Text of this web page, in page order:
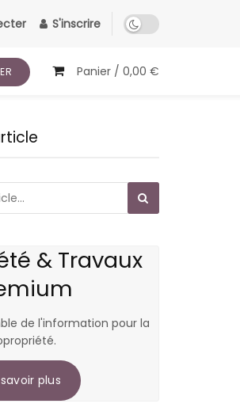
S'inscrire
Panier / 0,00 €
& Travaux
de l'information pour la
plus